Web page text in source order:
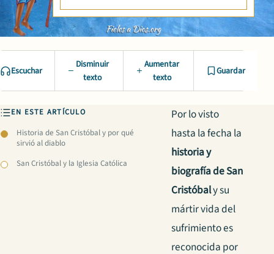
Escuchar
Disminuir
texto
Aumentar
texto
Guardar
EN ESTE ARTÍCULO
Historia de San Cristóbal y por qué
sirvió al diablo
San Cristóbal y la Iglesia Católica
Por lo visto
hasta la fecha la
historia y
biografía de San
Cristóbaly su
mártir vida del
sufrimiento es
reconocida por